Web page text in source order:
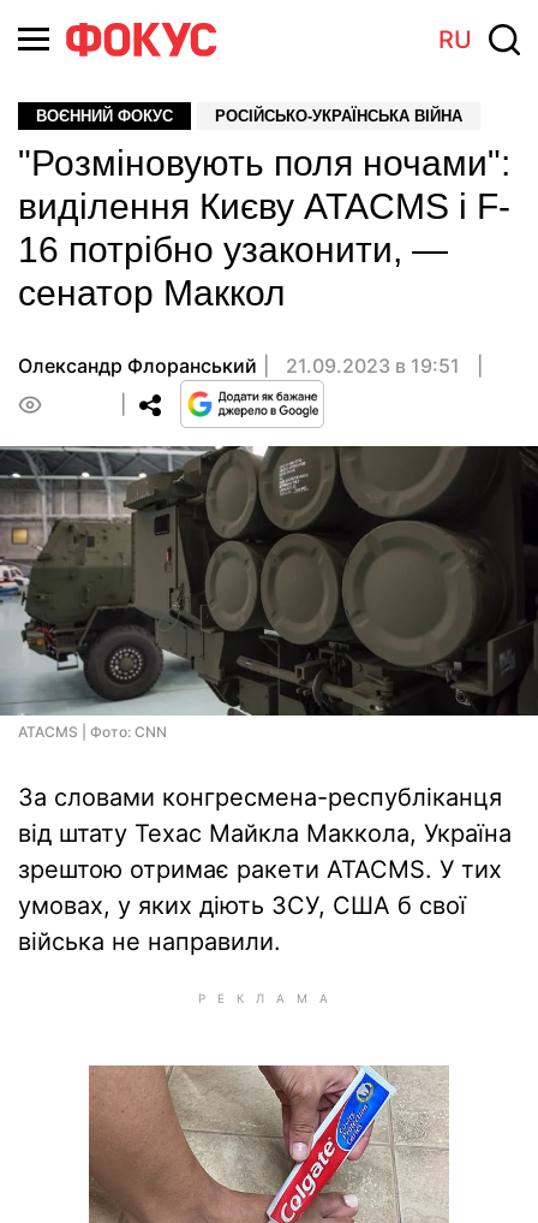
RU
ВОЄННИЙ ФОКУС РОСІЙСЬКО-УКРАЇНСЬКА ВІЙНА
"Розміновують поля ночами":
виділення Києву ATACMS і F-
16 потрібно узаконити, —
сенатор Маккол
Олександр Флоранський
21.09.2023 в 19:51
ATACMS | Фото: CNN
За словами конгресмена-республіканця
від штату Техас Майкла Маккола, Україна
зрештою отримає ракети ATACMS. У тих
умовах, у яких діють ЗСУ, США б свої
війська не направили.